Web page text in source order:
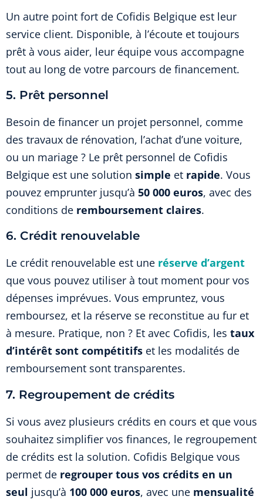
Un autre point fort de Cofidis Belgique est leur
service client. Disponible, à l’écoute et toujours
prêt à vous aider, leur équipe vous accompagne
tout au long de votre parcours de financement.
5. Prêt personnel
Besoin de financer un projet personnel, comme
des travaux de rénovation, l’achat d’une voiture,
ou un mariage ? Le prêt personnel de Cofidis
Belgique est une solution simple et rapide. Vous
pouvez emprunter jusqu’à 50 000 euros, avec des
conditions de remboursement claires.
6. Crédit renouvelable
Le crédit renouvelable est une réserve d’argent
que vous pouvez utiliser à tout moment pour vos
dépenses imprévues. Vous empruntez, vous
remboursez, et la réserve se reconstitue au fur et
à mesure. Pratique, non ? Et avec Cofidis, les taux
d’intérêt sont compétitifs et les modalités de
remboursement sont transparentes.
7. Regroupement de crédits
Si vous avez plusieurs crédits en cours et que vous
souhaitez simplifier vos finances, le regroupement
de crédits est la solution. Cofidis Belgique vous
permet de regrouper tous vos crédits en un
seul jusqu’à 100 000 euros, avec une mensualité